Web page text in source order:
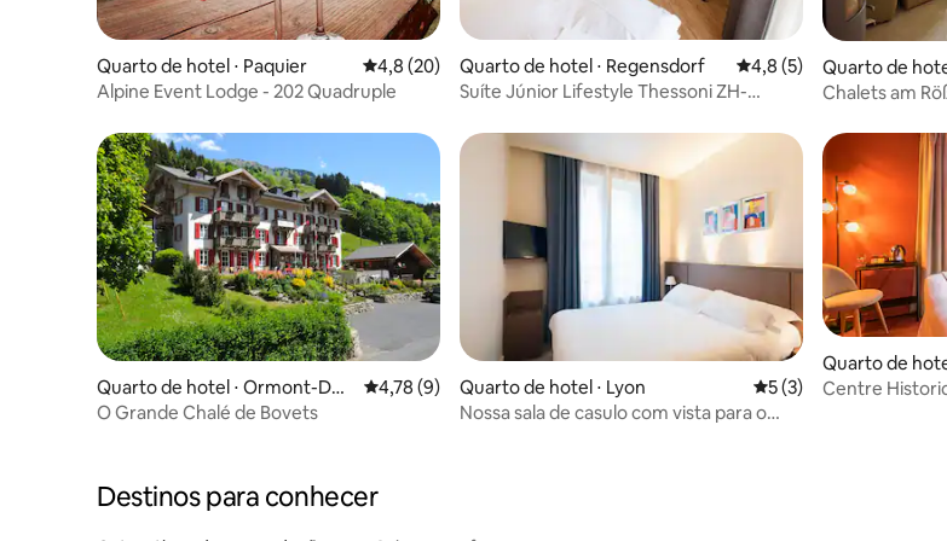
Quarto de hotel ⋅ Paquier 4,8 de uma avaliação média de 5, 20 avaliações
4,8 (20)
Alpine Event Lodge - 202 Quadruple
Quarto de hotel ⋅ Regensdorf 4,8 de uma avaliação
4,8 (5)
Suíte Júnior Lifestyle Thessoni ZH-
Quarto de
Chalets am
Quarto de hotel ⋅ Ormont-Des
sus
4,78 de uma avaliação média de 5, 9 avaliações
4,78 (9)
O Grande Chalé de Bovets
Quarto de hotel ⋅ Lyon 5 de uma avaliação
5 (3)
Nossa sala de casulo com vista para o
Quarto de
Centre
Destinos para conhecer